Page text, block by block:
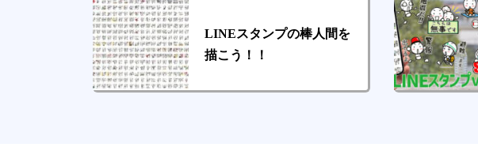
LINEスタンプの棒人間を
描こう！！